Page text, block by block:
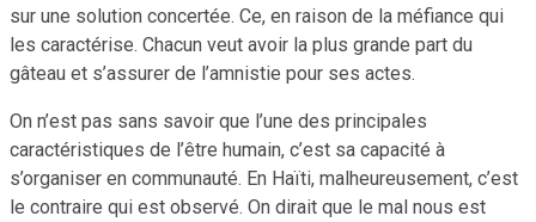
sur une solution concertée. Ce, en raison de la méfiance qui
les caractérise. Chacun veut avoir la plus grande part du
gâteau et s’assurer de l’amnistie pour ses actes.
On n’est pas sans savoir que l’une des principales
caractéristiques de l’être humain, c’est sa capacité à
s’organiser en communauté. En Haïti, malheureusement, c’est
le contraire qui est observé. On dirait que le mal nous est